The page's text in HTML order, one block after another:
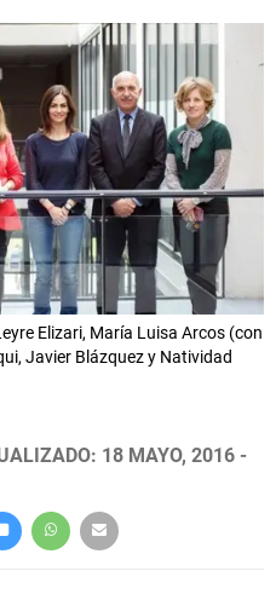
Elizari, María Luisa Arcos (con
Javier Blázquez y Natividad
18 MAYO, 2016 -